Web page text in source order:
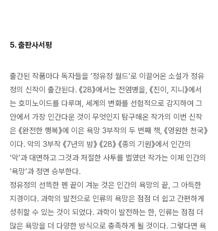
5.출판사서평
출간된 작품마다 독자들을 ‘정유정 월드’로 이끌어온 소설가 정유
정의 신작이 출간된다. 《28》에서는 전염병을, 《진이, 지니》에서
는 호미노이드를 다루며, 세계의 변화를 선험적으로 감지하여 그
안에서 가장 인간다운 것이 무엇인지 탐구해온 작가의 이번 신작
은 《완전한 행복》에 이은 욕망 3부작의 두 번째 책, 《영원한 천국》
이다. 악의 3부작 《7년의 밤》 《28》 《종의 기원》에서 인간의
‘악’과 대면하고 그것과 처절한 사투를 벌였던 작가는 이제 인간의
‘욕망’과 정면 승부한다.
정유정의 선뜩한 펜 끝이 겨눈 것은 인간의 욕망의 끝, 그 아득한
지경이다. 과학의 발전으로 인류의 욕망은 점점 더 쉽고 간편하게
성취할 수 있는 것이 되었다. 과학이 발전하는 한, 인류는 점점 더
많은 욕망을 더 다양한 방식으로 충족하게 될 것이다. 그렇다면 욕